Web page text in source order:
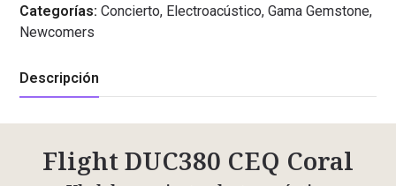
Categorías: Concierto, Electroacústico,Gama Gemstone,
Newcomers
Descripción
Flight DUC380 CEQ Coral